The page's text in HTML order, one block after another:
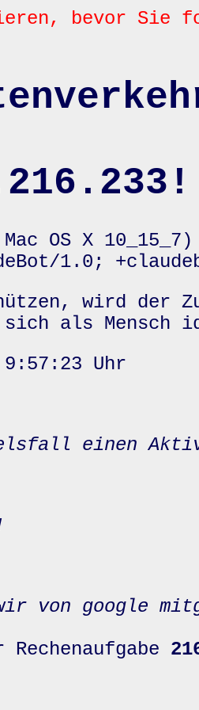
bevor Sie
OS X 10_15_7)
1.0;
wird der
sich als Mensch
Uhr
einen
von google